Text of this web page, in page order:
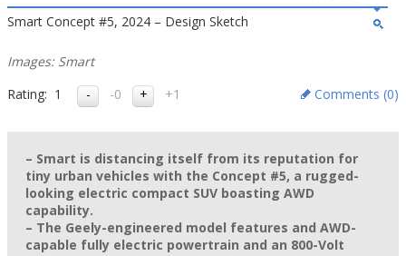
Smart Concept #5, 2024 – Design Sketch
Images: Smart
Rating: 1 -0 +1 Comments (0)
– Smart is distancing itself from its reputation for
tiny urban vehicles with the Concept #5, a rugged-
looking electric compact SUV boasting AWD
capability.
– The Geely-engineered model features and AWD-
capable fully electric powertrain and an 800-Volt